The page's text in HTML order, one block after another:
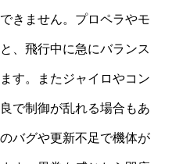
きません。プロペラやモ
、飛行中に急にバランス
す。またジャイロやコン
で制御が乱れる場合もあ
バグや更新不足で機体が